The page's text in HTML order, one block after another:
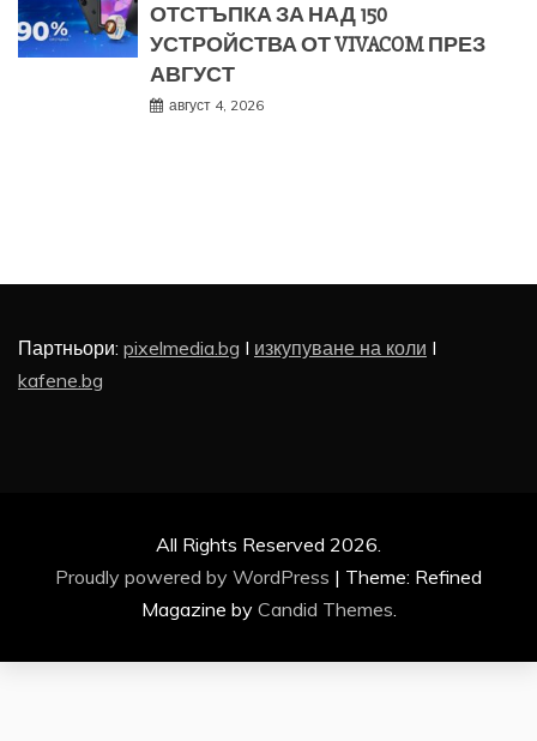
ОТСТЪПКА ЗА НАД 150
УСТРОЙСТВА ОТ VIVACOM ПРЕЗ
АВГУСТ
август 4, 2026
Партньори: pixelmedia.bg I изкупуване на коли I
kafene.bg
All Rights Reserved 2026.
Proudly powered by WordPress | Theme: Refined
Magazine by Candid Themes.